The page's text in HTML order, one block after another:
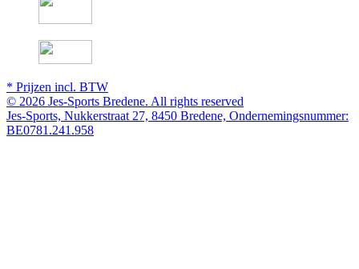
* Prijzen incl. BTW
© 2026 Jes-Sports Bredene. All rights reserved
Jes-Sports, Nukkerstraat 27, 8450 Bredene, Ondernemingsnummer:
BE0781.241.958